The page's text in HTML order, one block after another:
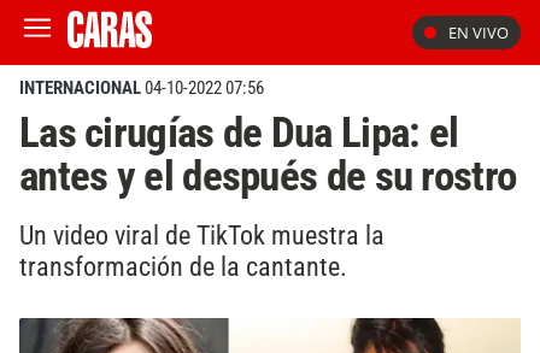
EN VIVO
INTERNACIONAL04-10-2022 07:56
Las cirugías de Dua Lipa: el
antes y el después de su rostro
Un video viral de TikTok muestra la
transformación de la cantante.